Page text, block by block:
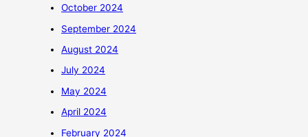
October 2024
September 2024
August 2024
July 2024
May 2024
April 2024
February 2024